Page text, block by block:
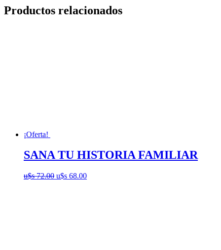
Productos relacionados
¡Oferta!
SANA TU HISTORIA FAMILIAR
u$s72.00 El
u$s 68.00El